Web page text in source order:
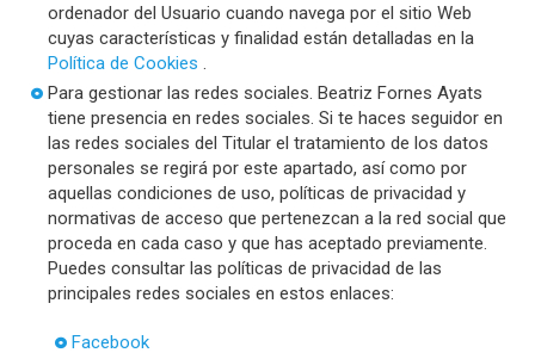
ordenador del Usuario cuando navega por el sitio Web
cuyas características y finalidad están detalladas en la
Política de Cookies
Para gestionar las redes sociales. Beatriz Fornes Ayats
tiene presencia en redes sociales. Si te haces seguidor en
las redes sociales del Titular el tratamiento de los datos
personales se regirá por este apartado, así como por
aquellas condiciones de uso, políticas de privacidad y
normativas de acceso que pertenezcan a la red social que
proceda en cada caso y que has aceptado previamente.
Puedes consultar las políticas de privacidad de las
principales redes sociales en estos enlaces:
Facebook